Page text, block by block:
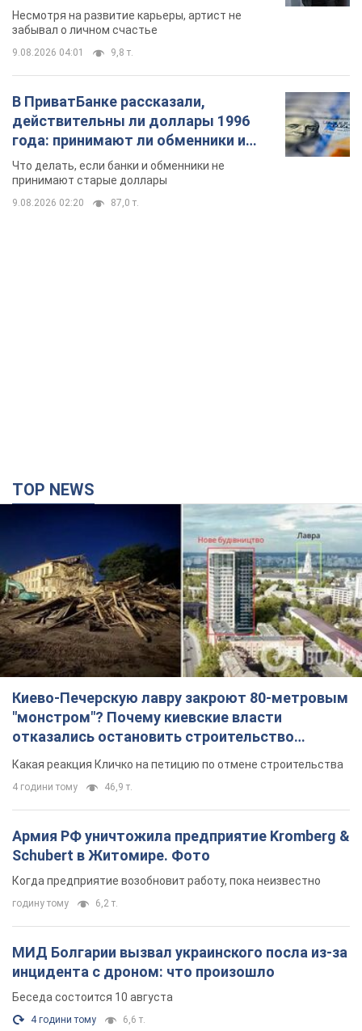
Несмотря на развитие карьеры, артист не
забывал о личном счастье
9.08.2026 04:01 9,8 т.
В ПриватБанке рассказали,
действительны ли доллары 1996
года: принимают ли обменники и
банки такие купюры
Что делать, если банки и обменники не
принимают старые доллары
9.08.2026 02:20 87,0 т.
TOP NEWS
Киево-Печерскую лавру закроют 80-метровым
"монстром"? Почему киевские власти
отказались остановить строительство
небоскреба "московского верующего"
Какая реакция Кличко на петицию по отмене строительства
4 години тому 46,9 т.
Армия РФ уничтожила предприятие Kromberg &
Schubert в Житомире. Фото
Когда предприятие возобновит работу, пока неизвестно
годину тому 6,2 т.
МИД Болгарии вызвал украинского посла из-за
инцидента с дроном: что произошло
Беседа состоится 10 августа
4 години тому 6,6 т.